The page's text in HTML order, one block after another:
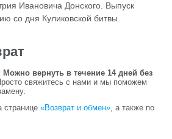
Ивановича Донского. Выпуск
со дня Куликовской битвы.
вернуть в течение 14 дней без
свяжитесь с нами и мы поможем
странице «Возврат и обмен», а также по